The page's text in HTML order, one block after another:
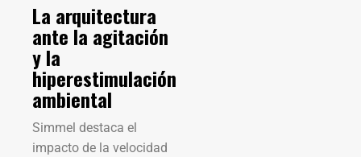
La arquitectura
ante la agitación
y la
hiperestimulación
ambiental
Simmel destaca el
impacto de la velocidad